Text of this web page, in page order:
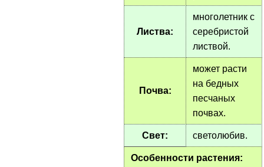
Листва:
многолетник с
серебристой
листвой.
Почва:
может расти
на бедных
песчаных
почвах.
Свет: светолюбив.
Особенности растения: